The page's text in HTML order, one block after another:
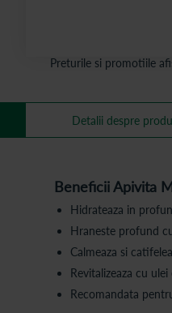
Preturile si promotiile
Detalii despre
Beneficii Apivita
Hidrateaza in
Hraneste profund
Calmeaza si
Revitalizeaza cu ulei
Recomandata